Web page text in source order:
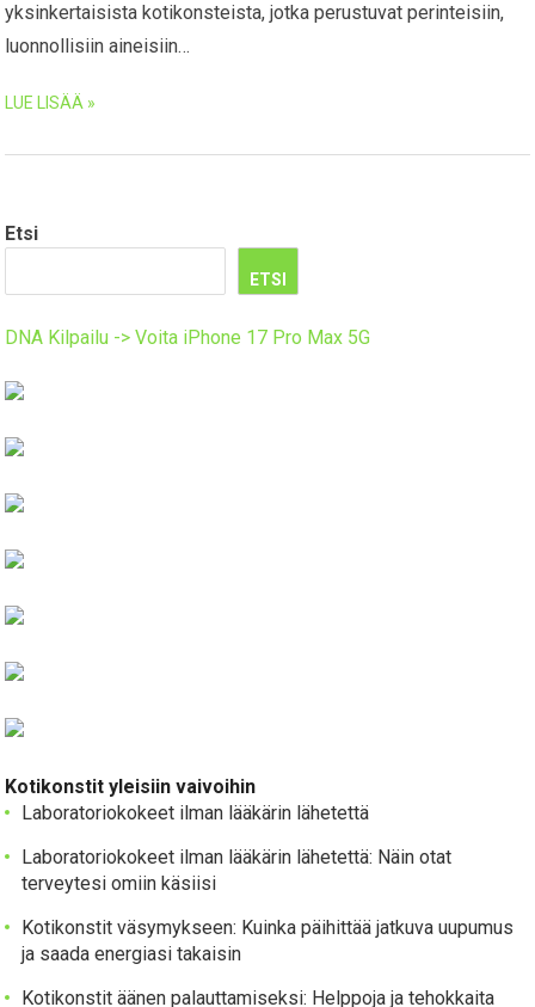
yksinkertaisista kotikonsteista, jotka perustuvat perinteisiin,
luonnollisiin aineisiin…
LUE LISÄÄ »
Etsi
ETSI
DNA Kilpailu -> Voita iPhone 17 Pro Max 5G
Kotikonstit yleisiin vaivoihin
Laboratoriokokeet ilman lääkärin lähetettä
Laboratoriokokeet ilman lääkärin lähetettä: Näin otat
terveytesi omiin käsiisi
Kotikonstit väsymykseen: Kuinka päihittää jatkuva uupumus
ja saada energiasi takaisin
Kotikonstit äänen palauttamiseksi: Helppoja ja tehokkaita